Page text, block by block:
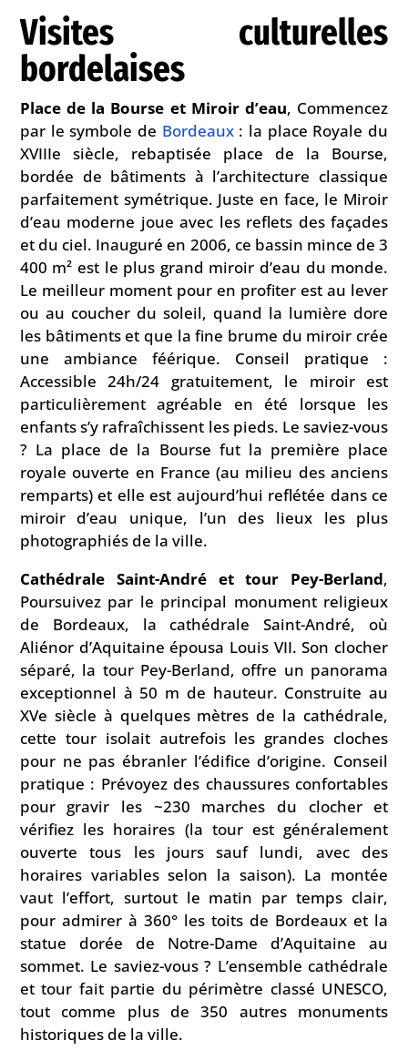
Visites culturelles
bordelaises
Place de la Bourse et Miroir d’eau, Commencez
par le symbole de Bordeaux: la place Royale du
XVIIIe siècle, rebaptisée place de la Bourse,
bordée de bâtiments à l’architecture classique
parfaitement symétrique. Juste en face, le Miroir
d’eau moderne joue avec les reflets des façades
et du ciel. Inauguré en 2006, ce bassin mince de 3
400 m² est le plus grand miroir d’eau du monde.
Le meilleur moment pour en profiter est au lever
ou au coucher du soleil, quand la lumière dore
les bâtiments et que la fine brume du miroir crée
une ambiance féérique. Conseil pratique :
Accessible 24h/24 gratuitement, le miroir est
particulièrement agréable en été lorsque les
enfants s’y rafraîchissent les pieds. Le saviez-vous
? La place de la Bourse fut la première place
royale ouverte en France (au milieu des anciens
remparts) et elle est aujourd’hui reflétée dans ce
miroir d’eau unique, l’un des lieux les plus
photographiés de la ville.
Cathédrale Saint-André et tour Pey-Berland,
Poursuivez par le principal monument religieux
de Bordeaux, la cathédrale Saint-André, où
Aliénor d’Aquitaine épousa Louis VII. Son clocher
séparé, la tour Pey-Berland, offre un panorama
exceptionnel à 50 m de hauteur. Construite au
XVe siècle à quelques mètres de la cathédrale,
cette tour isolait autrefois les grandes cloches
pour ne pas ébranler l’édifice d’origine. Conseil
pratique : Prévoyez des chaussures confortables
pour gravir les ~230 marches du clocher et
vérifiez les horaires (la tour est généralement
ouverte tous les jours sauf lundi, avec des
horaires variables selon la saison). La montée
vaut l’effort, surtout le matin par temps clair,
pour admirer à 360° les toits de Bordeaux et la
statue dorée de Notre-Dame d’Aquitaine au
sommet. Le saviez-vous ? L’ensemble cathédrale
et tour fait partie du périmètre classé UNESCO,
tout comme plus de 350 autres monuments
historiques de la ville.